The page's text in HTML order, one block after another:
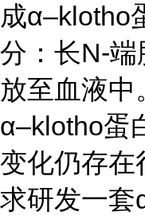
成α–klotho
分：长N-
放至血液中
α–klotho蛋
变化仍存在
求研发一套